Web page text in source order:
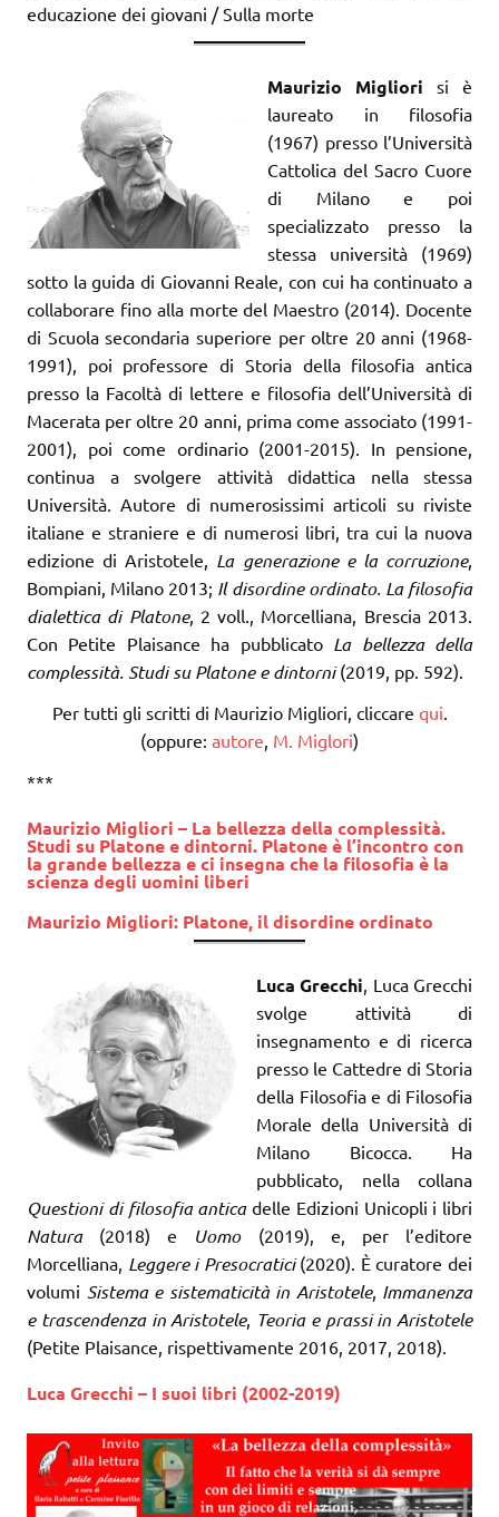
educazione dei giovani / Sulla morte
Maurizio Migliori si è
laureato in filosofia
(1967) presso l’Università
Cattolica del Sacro Cuore
di Milano e poi
specializzato presso la
stessa università (1969)
sotto la guida di Giovanni Reale, con cui ha continuato a
collaborare fino alla morte del Maestro (2014). Docente
di Scuola se­condaria superiore per oltre 20 anni (1968-
1991), poi professore di Storia della filosofia antica
presso la Facoltà di lettere e filosofia dell’Università di
Macerata per oltre 20 anni, prima come associato (1991-
2001), poi come ordinario (2001-2015). In pensione,
continua a svolgere attività didattica nella stessa
Università. Autore di numerosissimi articoli su riviste
italiane e straniere e di numerosi libri, tra cui la nuova
edizione di Aristotele, La generazione e la corruzione,
Bompiani, Milano 2013; Il disordine ordinato. La filosofia
dialettica di Platone, 2 voll., Morcelliana, Brescia 2013.
Con Petite Plaisance ha pubblicato La bellezza della
complessità. Studi su Platone e dintorni(2019, pp. 592).
Per tutti gli scritti di Maurizio Migliori, cliccare qui
(oppure: autore M. Miglori)
***
Maurizio Migliori – La bellezza della complessità.
Studi su Platone e dintorni. Platone è l’incontro con
la grande bellezza e ci insegna che la filosofia è la
scienza degli uomini liberi
Maurizio Migliori: Platone, il disordine ordinato
Luca Grecchi, Luca Grecchi
svolge attività di
insegnamento e di ricerca
presso le Cattedre di Storia
della Filosofia e di Filosofia
Morale della Università di
Milano Bicocca. Ha
pubblicato, nella collana
Questioni di filosofia antica delle Edizioni Unicopli i libri
Natura (2018) e Uomo (2019), e, per l’editore
Morcelliana, Leggere i Presocratici(2020). È curatore dei
volumi Sistema e sistematicità in Aristotele, Immanenza
e trascendenza in Aristotele, Teoria e prassi in Aristotele
(Petite Plaisance, rispettivamente 2016, 2017, 2018).
Luca Grecchi – I suoi libri (2002-2019)